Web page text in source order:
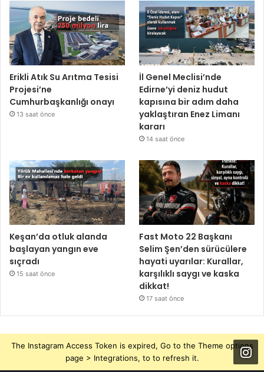
Erikli Atık Su Arıtma Tesisi
Projesi’ne
Cumhurbaşkanlığı onayı
13 saat önce
İl Genel Meclisi’nde
Edirne’yi deniz hudut
kapısına bir adım daha
yaklaştıran Enez Limanı
kararı
14 saat önce
Keşan’da otluk alanda
başlayan yangın eve
sıçradı
15 saat önce
Fast Moto 22 Başkanı
Selim Şen’den sürücülere
hayati uyarılar: Kurallar,
karşılıklı saygı ve kaska
dikkat!
17 saat önce
The Instagram Access Token is expired, Go to the Theme options
page > Integrations, to to refresh it.